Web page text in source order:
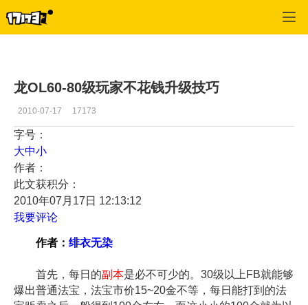
龙OL60-80级玩家不花钱升级技巧
2010-07-17 17173
字号：
大中小
作者：
此文获积分：
2010年07月17日 12:13:12
我要评论
作者： 绯衣无染
首先，每日的副本是必不可少的。30级以上FB就能够
爆出普通法宝，法宝市价15~20金不等，每日能打到的法